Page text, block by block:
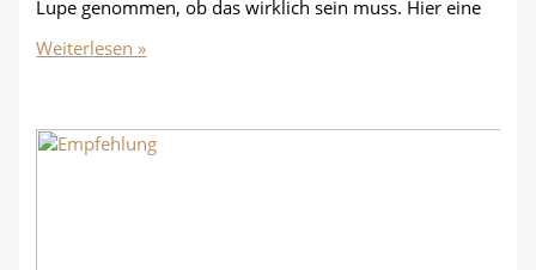
Lupe genommen, ob das wirklich sein muss. Hier eine
Bezahlte
Weiterlesen »